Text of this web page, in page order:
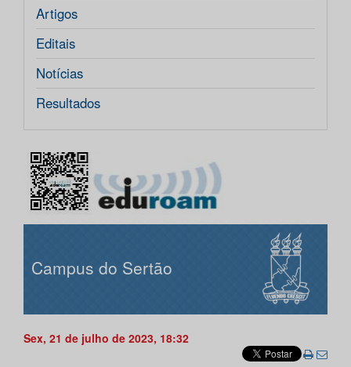
Artigos
Editais
Notícias
Resultados
Campus do Sertão
Sex, 21 de julho de 2023, 18:32